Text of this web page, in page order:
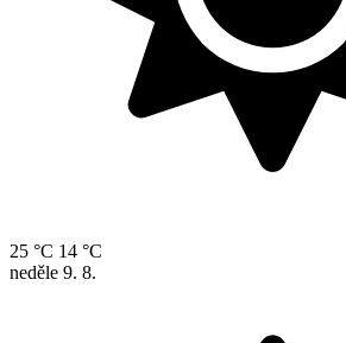
25 °C 14 °C
neděle 9. 8.